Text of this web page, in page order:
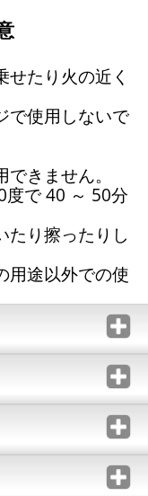
たり火の近く
で使用しないで
きません。
度で 40 ～ 50分
たり擦ったりし
用途以外での使